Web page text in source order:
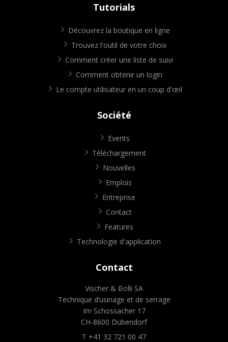
Tutorials
Découvrez la boutique en ligne
Trouvez l'outil de votre choix
Comment créer une liste de suivi
Comment obtenir un login
Le compte utilisateur en un coup d'œil
Société
Events
Téléchargement
Nouvelles
Emplois
Entreprise
Contact
Features
Technologie d'application
Contact
Vischer & Bolli SA
Technique d’usinage et de serrage
Im Schossacher 17
CH-8600 Dübendorf
T +41 32 721 00 47